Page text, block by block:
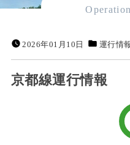
2026年01月10日 運行情
京都線運行情報